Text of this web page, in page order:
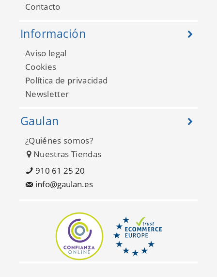
Dream garden
102261020
Contacto
Información
Aviso legal
Cookies
Política de privacidad
Newsletter
Gaulan
¿Quiénes somos?
Nuestras Tiendas
910 61 25 20
info@gaulan.es